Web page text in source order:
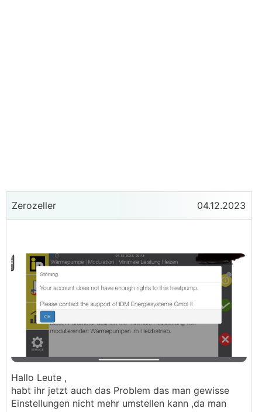
Zerozeller 04.12.2023
Hallo Leute ,
habt ihr jetzt auch das Problem das man gewisse
Einstellungen nicht mehr umstellen kann ,da man